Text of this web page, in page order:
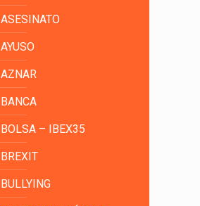
ASESINATO
AYUSO
AZNAR
BANCA
BOLSA – IBEX35
BREXIT
BULLYING